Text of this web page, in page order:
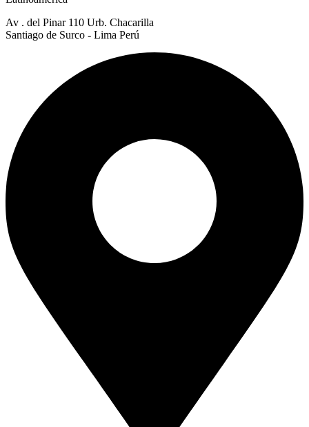
Av . del Pinar 110 Urb. Chacarilla
Santiago de Surco - Lima Perú